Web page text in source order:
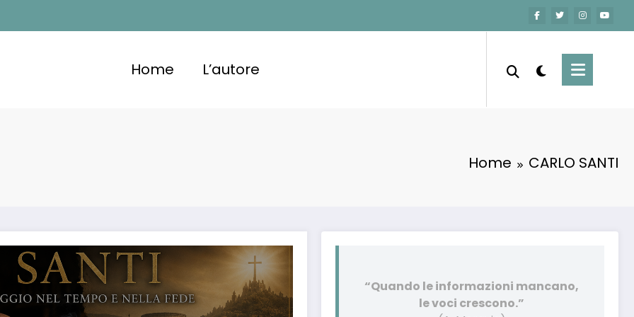
Home L’autore
Home CARLO SANTI
“Quando le informazioni mancano,
le voci crescono.”